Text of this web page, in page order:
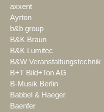
axxent
Ayrton
b&b group
B&K Braun
B&K Lumitec
B&W Veranstaltungstechnik
B+T Bild+Ton AG
B-Musik Berlin
Babbel & Haeger
Baenfer